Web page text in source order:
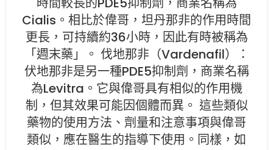
Cialis。相比於偉哥，坦丹那非的作用時間
更長，可持續約36小時，因此有時被稱為
「週末藥」。 伐地那非（Vardenafil）：
伏地那非是另一種PDE5抑制劑，商業名稱
為Levitra。它與偉哥具有相似的作用機
制，但其效果可能因個體而異。 這些類似
藥物的使用方法、劑量和注意事項與偉哥
類似，應在醫生的指導下使用。同樣，如